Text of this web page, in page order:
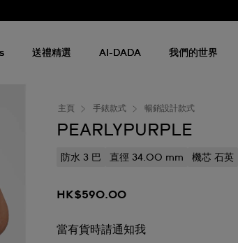
送禮精選 AI-DADA 我們的世界
主頁 手錶款式 暢銷設計款式
PEARLYPURPLE
防水 3 巴 直徑 34.00 mm 機芯 石英
HK$590.00
當有貨時請通知我